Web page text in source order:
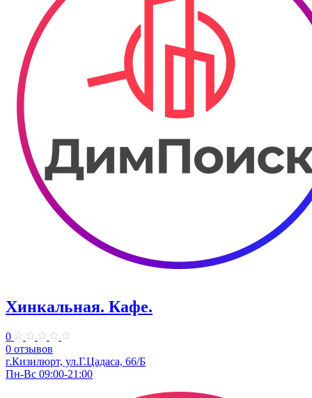
Хинкальная. Кафе.
0
0 отзывов
г.Кизилюрт, ул.Г.Цадаса, 66/Б
Пн-Вс 09:00-21:00